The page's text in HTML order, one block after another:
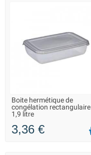
LIVRAISON 2 À 3 JOURS
Boite hermétique de
congélation rectangulaire
1,9 litre
3,36 €